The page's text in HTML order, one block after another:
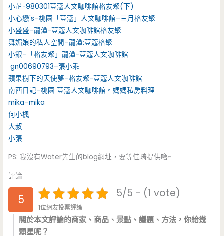
小芷-980301荳蔻人文咖啡館格友聚(下)
小心戀's–桃園「荳蔻」人文咖啡館–三月格友聚
小盛盛–龍潭-荳蔻人文咖啡館格友聚
舞媚娘的私人空間–龍潭:荳蔻格聚
小銀–「格友聚」龍潭-荳蔻人文咖啡館
gn00690793–張小乖
蘋果樹下的天使夢–格友聚-荳蔻人文咖啡館
南西日記–桃園 荳蔻人文咖啡館。媽媽私房料理
mika–mika
何小楓
大叔
小張
PS: 我沒有Water先生的blog網址，要等佳琦提供嚕~
評論
5 5/5 - (1 vote)
1位網友投票評論
關於本文評論的商家、商品、景點、議題、方法，你給幾
顆星呢？